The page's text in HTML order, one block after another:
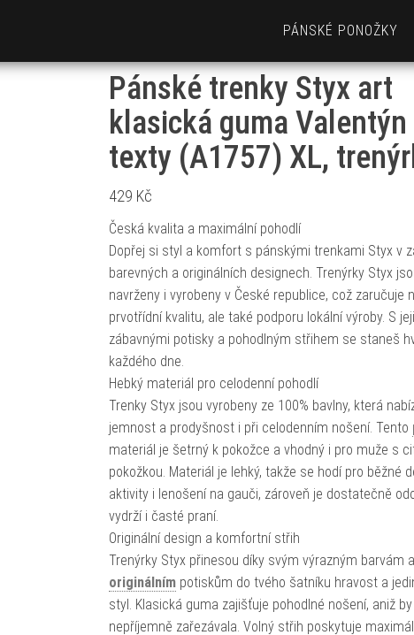
PÁNSKÉ PONOŽKY
Pánské trenky Styx art
klasická guma Valentýn
texty (A1757) XL,
429 Kč
Česká kvalita a maximální pohodlí
Dopřej si styl a komfort s pánskými trenkami Styx v
barevných a originálních designech. Trenýrky Styx
navrženy i vyrobeny v České republice, což zaručuje
prvotřídní kvalitu, ale také podporu lokální výroby. S
zábavnými potisky a pohodlným střihem se staneš
každého dne.
Hebký materiál pro celodenní pohodlí
Trenky Styx jsou vyrobeny ze 100% bavlny, která
jemnost a prodyšnost i při celodenním nošení. Tento
materiál je šetrný k pokožce a vhodný i pro muže s
pokožkou. Materiál je lehký, takže se hodí pro běžné
aktivity i lenošení na gauči, zároveň je dostatečně
vydrží i časté praní.
Originální design a komfortní střih
Trenýrky Styx přinesou díky svým výrazným barvám a
originálnímpotiskům do tvého šatníku hravost a
styl. Klasická guma zajišťuje pohodlné nošení, aniž
nepříjemně zařezávala. Volný střih poskytuje